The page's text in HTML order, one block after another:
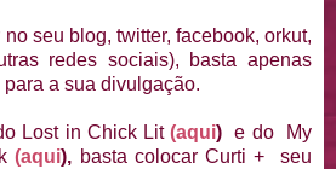
seu blog, twitter, facebook, orkut,
redes sociais), basta apenas
a sua divulgação.
Lost in Chick Lit(aqui) e do My
(aqui), basta colocar Curti + seu